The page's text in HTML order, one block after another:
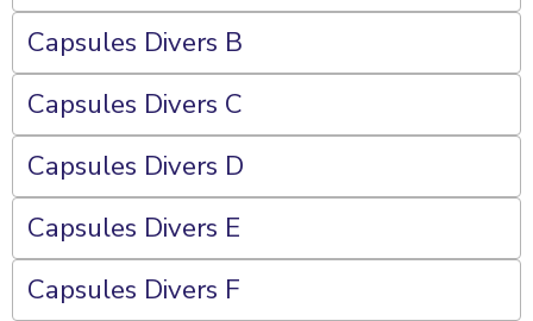
Capsules Divers B
Capsules Divers C
Capsules Divers D
Capsules Divers E
Capsules Divers F